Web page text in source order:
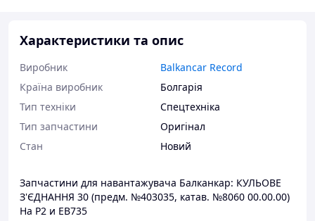
Характеристики та опис
Виробник
Balkancar Record
Країна виробник
Болгарія
Тип техніки
Спецтехніка
Тип запчастини
Оригінал
Стан
Новий
Запчастини для навантажувача Балканкар: КУЛЬОВЕ
З'ЄДНАННЯ 30 (предм. №403035, катав. №8060 00.00.00)
На Р2 и ЕВ735